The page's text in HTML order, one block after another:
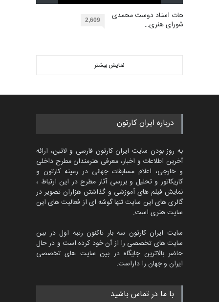
مهلت
کاریکاتور «البغلی…
پنجمین مسابقۀ بین‌المللی
کارتون CARTUNION ، …
جشنواره بین‌المللی کارتون
مدارس پرتغال، ۲۰۲۷
مهلت 4 ماه دیگر
پنجمین مسابقۀ بین‌المللی
کارتون طنز «کلاه‌ای…
مهلت
بهترین آثار کارتون جهان بخش -
452
گالری 5 روز قبل
توضیحات استاد دوست محمدی
عضو شورای هنری… 2,609
نمایش بیشتر
درباره ایران کارتون
به روز بودن سایت ایران کارتون فارسی و لاتین، ارائه
آخرین اطلاعات و اخبار، معرفی هنرمندان مطرح داخلی
و خارجی، اعلام مسابقات جهانی در زمینه کارتون و
کاریکاتور و تحلیل و بررسی آثار مطرح در این ارتباط ،
نمایش فیلم های آموزشی و گذاشتن هزاران تصویر در
گالری های این سایت تنها گوشه ای از فعالیت های این
سایت هنری است.
سایت ایران کارتون سه بار تاکنون رتبه اول در بین
سایت های تخصصی را از آن خود کرده است و در حال
حاضر بالاترین جایگاه در بین سایت های تخصصی
ایران و جهان را داراست.
با ما در تماس باشید